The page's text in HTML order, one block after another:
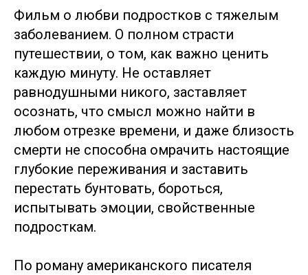
Фильм о любви подростков с тяжелым
заболеванием. О полном страсти
путешествии, о том, как важно ценить
каждую минуту. Не оставляет
равнодушными никого, заставляет
осознать, что смысл можно найти в
любом отрезке времени, и даже близость
смерти не способна омрачить настоящие
глубокие переживания и заставить
перестать бунтовать, бороться,
испытывать эмоции, свойственные
подросткам.
По роману американского писателя